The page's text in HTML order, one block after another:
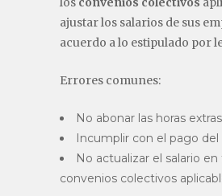
ajustar los salarios de sus
acuerdo a lo estipulado por
Errores comunes:
No abonar las horas
Incumplir con el pago del
No actualizar el salario
convenios colectivos